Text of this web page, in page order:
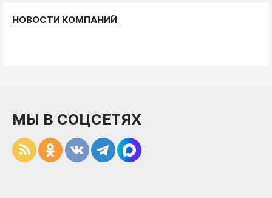
НОВОСТИ КОМПАНИЙ
МЫ В СОЦСЕТЯХ